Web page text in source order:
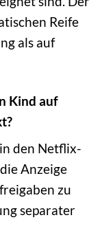
Reife
als auf
Kind auf
den Netflix-
Anzeige
zu
separater